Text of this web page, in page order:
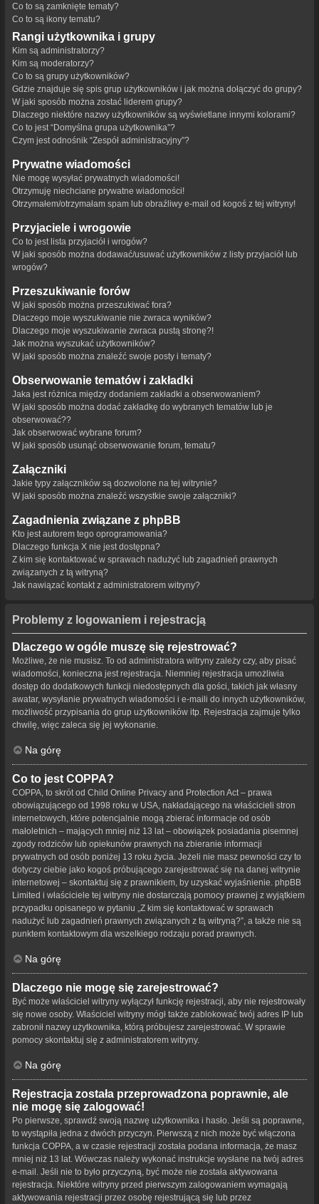
Co to są zamknięte tematy?
Co to są ikony tematu?
Rangi użytkownika i grupy
Kim są administratorzy?
Kim są moderatorzy?
Co to są grupy użytkowników?
Gdzie znajduje się spis grup użytkowników i jak można dołączyć do grupy?
W jaki sposób można zostać liderem grupy?
Dlaczego niektóre nazwy użytkowników są wyświetlane innymi kolorami?
Co to jest “Domyślna grupa użytkownika”?
Czym jest odnośnik “Zespół administracyjny”?
Prywatne wiadomości
Nie mogę wysyłać prywatnych wiadomości!
Otrzymuję niechciane prywatne wiadomości!
Otrzymałem/otrzymałam spam lub obraźliwy e-mail od kogoś z tej witryny!
Przyjaciele i wrogowie
Co to jest lista przyjaciół i wrogów?
W jaki sposób można dodawać/usuwać użytkowników z listy przyjaciół lub
wrogów?
Przeszukiwanie forów
W jaki sposób można przeszukiwać fora?
Dlaczego moje wyszukiwanie nie zwraca wyników?
Dlaczego moje wyszukiwanie zwraca pustą stronę?!
Jak można wyszukać użytkowników?
W jaki sposób można znaleźć swoje posty i tematy?
Obserwowanie tematów i zakładki
Jaka jest różnica między dodaniem zakładki a obserwowaniem?
W jaki sposób można dodać zakładkę do wybranych tematów lub je
obserwować??
Jak obserwować wybrane forum?
W jaki sposób usunąć obserwowanie forum, tematu?
Załączniki
Jakie typy załączników są dozwolone na tej witrynie?
W jaki sposób można znaleźć wszystkie swoje załączniki?
Zagadnienia związane z phpBB
Kto jest autorem tego oprogramowania?
Dlaczego funkcja X nie jest dostępna?
Z kim się kontaktować w sprawach nadużyć lub zagadnień prawnych
związanych z tą witryną?
Jak nawiązać kontakt z administratorem witryny?
Problemy z logowaniem i rejestracją
Dlaczego w ogóle muszę się rejestrować?
Możliwe, że nie musisz. To od administratora witryny zależy czy, aby pisać
wiadomości, konieczna jest rejestracja. Niemniej rejestracja umożliwia
dostęp do dodatkowych funkcji niedostępnych dla gości, takich jak własny
awatar, wysyłanie prywatnych wiadomości i e-maili do innych użytkowników,
możliwość przypisania do grup użytkowników itp. Rejestracja zajmuje tylko
chwilę, więc zaleca się jej wykonanie.
Na górę
Co to jest COPPA?
COPPA, to skrót od Child Online Privacy and Protection Act – prawa
obowiązującego od 1998 roku w USA, nakładającego na właścicieli stron
internetowych, które potencjalnie mogą zbierać informacje od osób
małoletnich – mających mniej niż 13 lat – obowiązek posiadania pisemnej
zgody rodziców lub opiekunów prawnych na zbieranie informacji
prywatnych od osób poniżej 13 roku życia. Jeżeli nie masz pewności czy to
dotyczy ciebie jako kogoś próbującego zarejestrować się na danej witrynie
internetowej – skontaktuj się z prawnikiem, by uzyskać wyjaśnienie. phpBB
Limited i właściciele tej witryny nie dostarczają pomocy prawnej z wyjątkiem
przypadku opisanego w pytaniu „Z kim się kontaktować w sprawach
nadużyć lub zagadnień prawnych związanych z tą witryną?”, a także nie są
punktem kontaktowym dla wszelkiego rodzaju porad prawnych.
Na górę
Dlaczego nie mogę się zarejestrować?
Być może właściciel witryny wyłączył funkcję rejestracji, aby nie rejestrowały
się nowe osoby. Właściciel witryny mógł także zablokować twój adres IP lub
zabronił nazwy użytkownika, którą próbujesz zarejestrować. W sprawie
pomocy skontaktuj się z administratorem witryny.
Na górę
Rejestracja została przeprowadzona poprawnie, ale
nie mogę się zalogować!
Po pierwsze, sprawdź swoją nazwę użytkownika i hasło. Jeśli są poprawne,
to wystąpiła jedna z dwóch przyczyn. Pierwszą z nich może być włączona
funkcja COPPA, a w czasie rejestracji została podana informacja, że masz
mniej niż 13 lat. Wówczas należy wykonać instrukcje wysłane na twój adres
e-mail. Jeśli nie to było przyczyną, być może nie została aktywowana
rejestracja. Niektóre witryny przed pierwszym zalogowaniem wymagają
aktywowania rejestracji przez osobę rejestrującą się lub przez